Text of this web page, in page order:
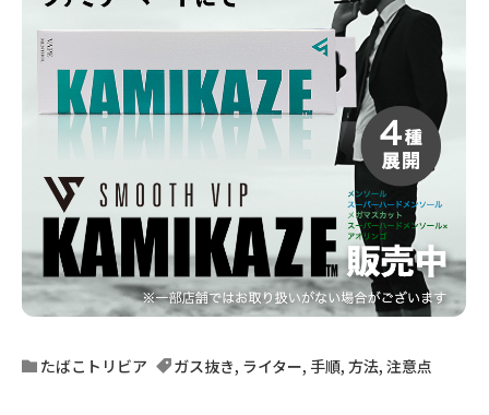
たばこトリビア ガス抜き, ライター, 手順, 方法, 注意点